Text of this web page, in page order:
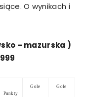
O wynikach i
– mazurska )
Punkty
Gole Gole